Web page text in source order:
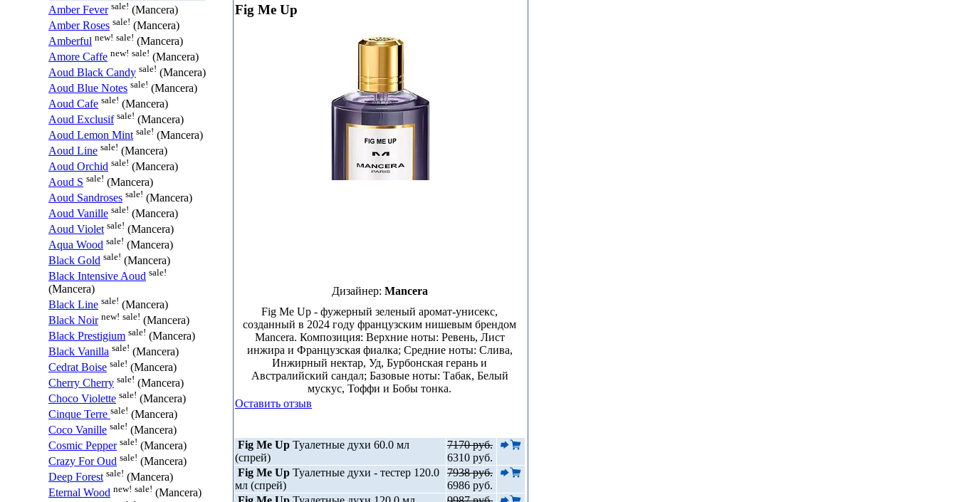
Amber Fever sale! (Mancera)
Amber Roses sale! (Mancera)
Amberful new! sale! (Mancera)
Amore Caffe new! sale! (Mancera)
Aoud Black Candy sale! (Mancera)
Aoud Blue Notes sale! (Mancera)
Aoud Cafe sale! (Mancera)
Aoud Exclusif sale! (Mancera)
Aoud Lemon Mint sale! (Mancera)
Aoud Line sale! (Mancera)
Aoud Orchid sale! (Mancera)
Aoud S sale! (Mancera)
Aoud Sandroses sale! (Mancera)
Aoud Vanille sale! (Mancera)
Aoud Violet sale! (Mancera)
Aqua Wood sale! (Mancera)
Black Gold sale! (Mancera)
Black Intensive Aoud sale!
(Mancera)
Black Line sale! (Mancera)
Black Noir new! sale! (Mancera)
Black Prestigium sale! (Mancera)
Black Vanilla sale! (Mancera)
Cedrat Boise sale! (Mancera)
Cherry Cherry sale! (Mancera)
Choco Violette sale! (Mancera)
Cinque Terre sale! (Mancera)
Coco Vanille sale! (Mancera)
Cosmic Pepper sale! (Mancera)
Crazy For Oud sale! (Mancera)
Deep Forest sale! (Mancera)
Eternal Wood new! sale! (Mancera)
Fig Me Up
Дизайнер: Mancera
Fig Me Up - фужерный зеленый аромат-унисекс,
созданный в 2024 году французским нишевым брендом
Mancera. Композиция: Верхние ноты: Ревень, Лист
инжира и Французская фиалка; Средние ноты: Слива,
Инжирный нектар, Уд, Бурбонская герань и
Австралийский сандал; Базовые ноты: Табак, Белый
мускус, Тоффи и Бобы тонка.
Оставить отзыв
Fig Me Up Туалетные духи 60.0 мл
(спрей)
7170 руб.
6310 руб.
Fig Me Up Туалетные духи - тестер 120.0
мл (спрей)
7938 руб.
6986 руб.